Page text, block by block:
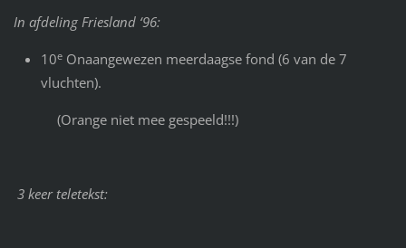
In afdeling Friesland ‘96:
10eOnaangewezen meerdaagse fond (6 van de 7
vluchten).
(Orange niet mee gespeeld!!!)
3 keer teletekst: